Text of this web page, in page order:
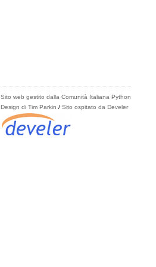
Sito web gestito dalla Comunità Italiana Python
Design di Tim Parkin /Sito ospitato da Develer